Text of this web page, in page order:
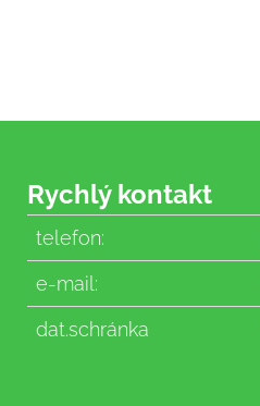
Rychlý kontakt
telefon:
e-mail:
dat.schránka